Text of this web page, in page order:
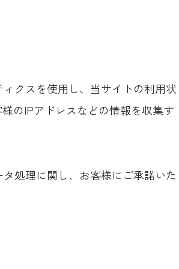
クスを使用し、当サイトの利用状
のIPアドレスなどの情報を収集す
処理に関し、お客様にご承諾いた